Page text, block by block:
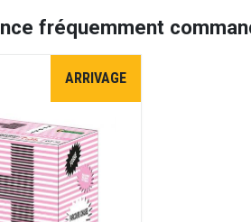
fréquemment
ARRIVAGE